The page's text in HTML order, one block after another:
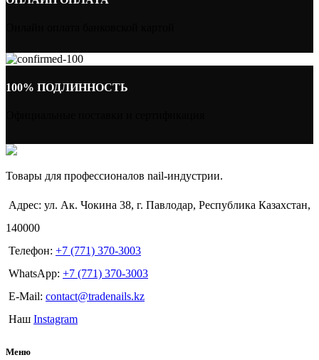
100% ПОДЛИННОСТЬ
Товары для профессионалов nail-индустрии.
Адрес: ул. Ак. Чокина 38, г. Павлодар, Республика Казахстан,
140000
Телефон: +7 (771) 370-3003
WhatsApp: +7 (771) 370-3003
E-Mail: contact@tradenails.kz
Наш Instagram
Меню